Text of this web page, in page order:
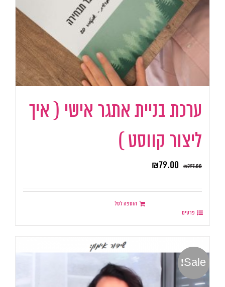
ערכת בניית אתגר אישי ( איך
ליצור קווסט )
₪297.00
₪79.00
הוספה לסל
פרטים
Sale!